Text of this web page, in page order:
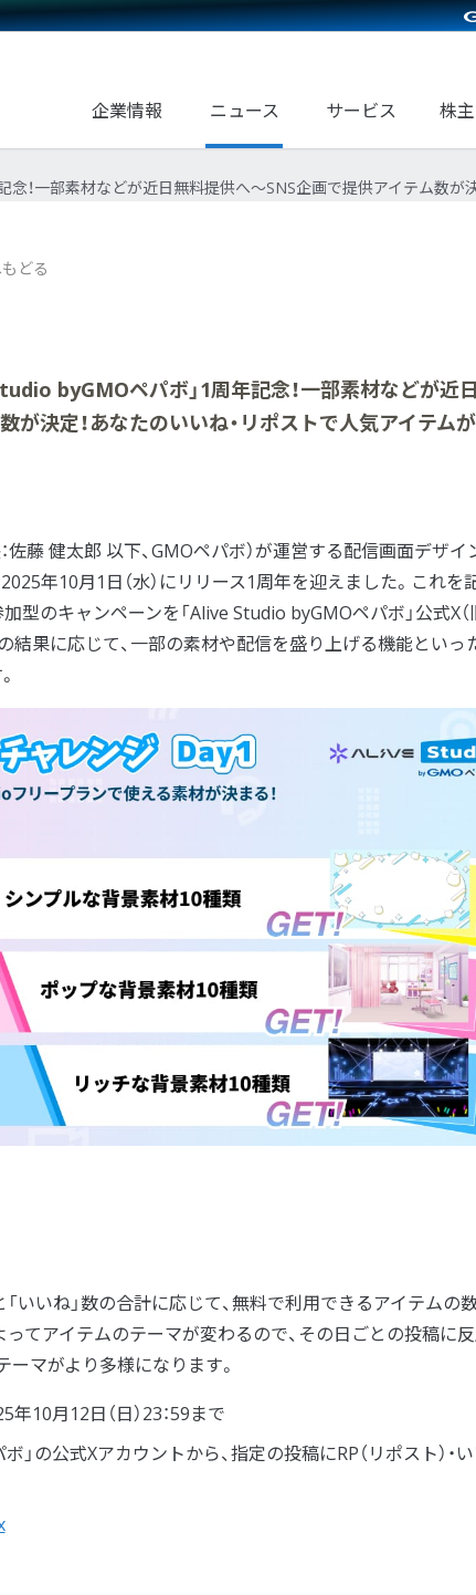
企業情報 ニュース サービス 株
！一部素材などが近日無料提供へ～SNS企画で提供アイテム数が
どる
byGMOペパボ」1周年記念！一部素材などが近
が決定！あなたのいいね・リポストで人気アイテム
佐藤 健太郎 以下、GMOペパボ）が運営する配信画面デザイ
2025年10月1日（水）にリリース1周年を迎えました。これを
加型のキャンペーンを「Alive Studio byGMOペパボ」公式X（
結果に応じて、一部の素材や配信を盛り上げる機能といっ
いいね」数の合計に応じて、無料で利用できるアイテムの
ってアイテムのテーマが変わるので、その日ごとの投稿に
ーマがより多様になります。
年10月12日（日）23：59まで
」の公式Xアカウントから、指定の投稿にRP（リポスト）・